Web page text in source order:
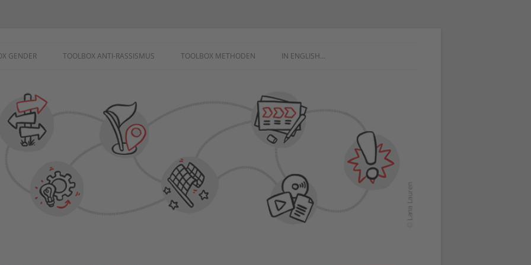
GENDER TOOLBOX ANTI-RASSISMUS TOOLBOX METHODEN IN ENGLISH…